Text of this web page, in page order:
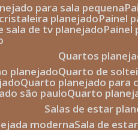
para sala pequena
planejado painel
sala de tv planejado
quartos
planejado quarto de
quarto planejado para
são paulo
quarto
salas de estar
moderna sala de